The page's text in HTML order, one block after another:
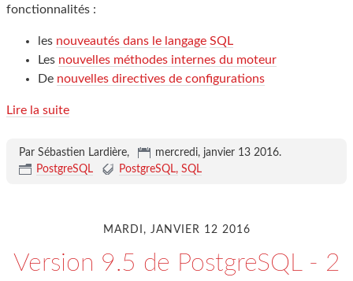
fonctionnalités :
les nouveautés dans le langage SQL
Les nouvelles méthodes internes du moteur
De nouvelles directives de configurations
Lire la suite
Par Sébastien Lardière, mercredi, janvier 13 2016.
PostgreSQL
PostgreSQL SQL
MARDI, JANVIER 12 2016
Version 9.5 de PostgreSQL - 2